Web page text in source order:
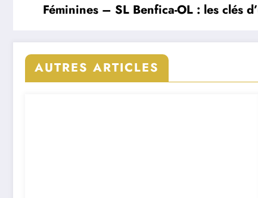
Féminines – SL Benfica-OL : les clés
AUTRES ARTICLES